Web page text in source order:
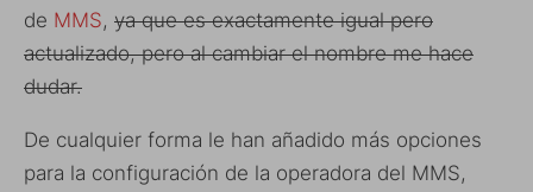
de MMS, ya que es exactamente igual pero
actualizado, pero al cambiar el nombre me hace
dudar.
De cualquier forma le han añadido más opciones
para la configuración de la operadora del MMS,